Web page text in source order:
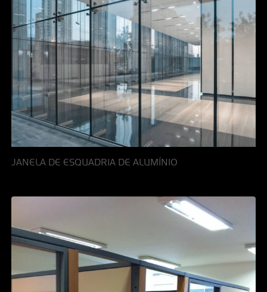
JANELA DE ESQUADRIA DE ALUMÍNIO